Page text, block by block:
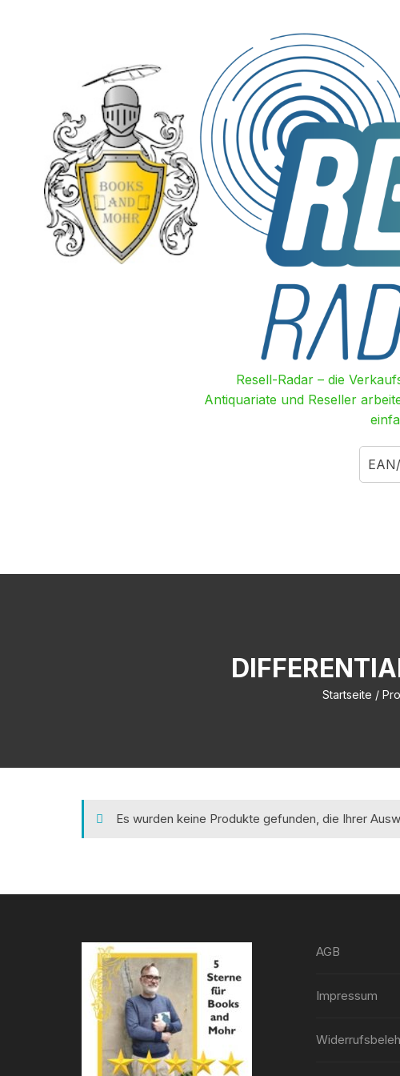
Resell-Radar – die
Antiquariate und Reseller
Startseite /
Es wurden keine Produkte gefunden, die Ihrer
AGB
Impressum